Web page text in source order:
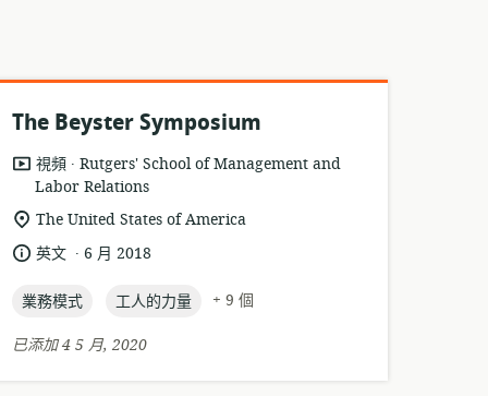
The Beyster Symposium
資
源
格
視頻 .
發
布
者:
Rutgers' School of Management and
Labor Relations
相
關
位
置:
The United States of America
語 英文 .
發
日
6 月 2018
topic:
業務模式 topic:
工人的力量
+ 9 個
已添加 4 5 月, 2020